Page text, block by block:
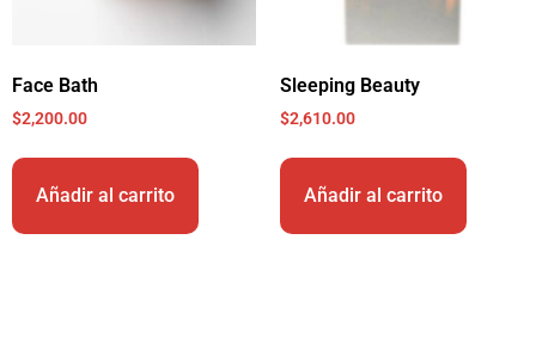
Face Bath
$2,200.00
Añadir al carrito
Sleeping Beauty
$2,610.00
Añadir al carrito